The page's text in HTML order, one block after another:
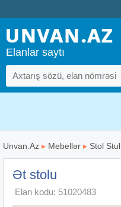
Elanlar saytı
Unvan.Az ▸ Mebellər ▸ Stol Stul
Ət stolu
Elan kodu: 51020483